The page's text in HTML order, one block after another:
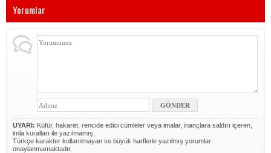
Yorumlar
UYARI: Küfür, hakaret, rencide edici cümleler veya imalar, inançlara saldırı içeren,
imla kuralları ile yazılmamış,
Türkçe karakter kullanılmayan ve büyük harflerle yazılmış yorumlar
onaylanmamaktadır.